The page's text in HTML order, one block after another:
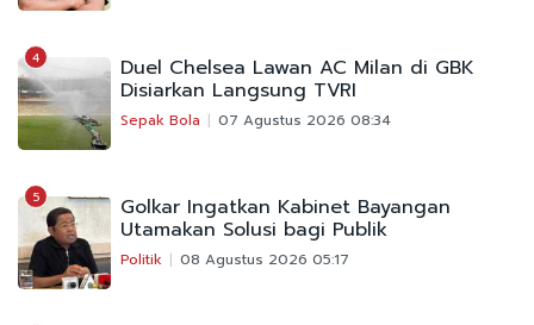
4 Duel Chelsea Lawan AC Milan di GBK
Disiarkan Langsung TVRI
Sepak Bola 07 Agustus 2026 08:34
5 Golkar Ingatkan Kabinet Bayangan
Utamakan Solusi bagi Publik
Politik 08 Agustus 2026 05:17